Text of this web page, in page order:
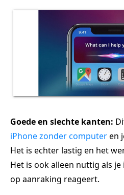
Goede en slechte kanten:
iPhone zonder computeren
Het is echter lastig en het
Het is ook alleen nuttig als
op aanraking reageert.